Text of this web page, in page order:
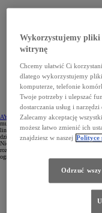
AYGO X w podstawowej wersji Comfort
multimedialny Toyota Touch® 3 z
liniami pomocniczymi, doskonałe
dzięki której można zdalnie uruchamiać
Niewątpliwą zaletę tego auta jest też
rozpoznawania znaków drogowych
ogranicznik prędkości (ASL).
Wykorzystujemy pliki
witrynę
Chcemy ułatwić Ci
dlatego wykorzystujemy
komputerze, telefonie
Twoje potrzeby i ulepszać
dostarczania usług i
Zalecamy akceptację
możesz łatwo zmienić ich
znajdziesz w naszej Polityce
Odrzuć